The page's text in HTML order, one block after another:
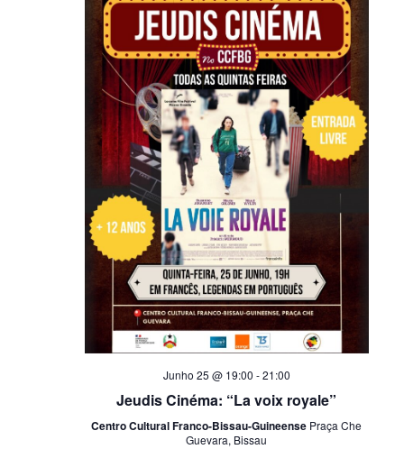
Junho 25 @ 19:00 -21:00
Jeudis Cinéma: “La voix royale”
Centro Cultural Franco-Bissau-Guineense Praça Che
Guevara, Bissau